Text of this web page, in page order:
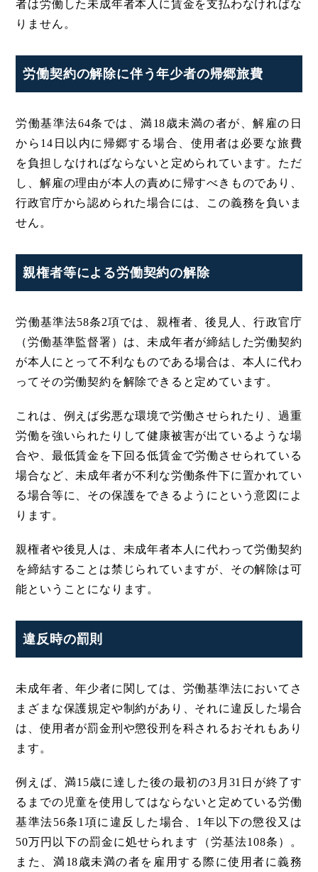
者は労働した未成年者本人に賃金を支払わなければな
りません。
労働契約の解除に伴う年少者の帰郷旅費
労働基準法64条では、満18歳未満の者が、解雇の日
から14日以内に帰郷する場合、使用者は必要な旅費
を負担しなければならないと定められています。ただ
し、解雇の理由が本人の責めに帰すべきものであり、
行政官庁から認められた場合には、この義務を負いま
せん。
親権者等による労働契約の解除
労働基準法58条2項では、親権者、後見人、行政官庁
（労働基準監督署）は、未成年者が締結した労働契約
が本人にとって不利なものである場合は、本人に代わ
ってその労働契約を解除できると定めています。
これは、例えば劣悪な環境で労働させられたり、過重
労働を強いられたりして健康被害が出ているような場
合や、最低賃金を下回る低賃金で労働させられている
場合など、未成年者が不利な労働条件下に置かれてい
る場合等に、その保護をできるようにという意図によ
ります。
親権者や後見人は、未成年者本人に代わって労働契約
を締結することは禁じられていますが、その解除は可
能ということになります。
違反時の罰則
未成年者、年少者に関しては、労働基準法においてさ
まざまな保護規定や制約があり、それに違反した場合
は、使用者が罰金刑や懲役刑を科されるおそれもあり
ます。
例えば、満15歳に達した後の最初の3月31日が終了す
るまでの児童を使用してはならないと定めている労働
基準法56条1項に違反した場合、1年以下の懲役又は
50万円以下の罰金に処せられます（労基法108条）。
また、満18歳未満の者を雇用する際に使用者に義務